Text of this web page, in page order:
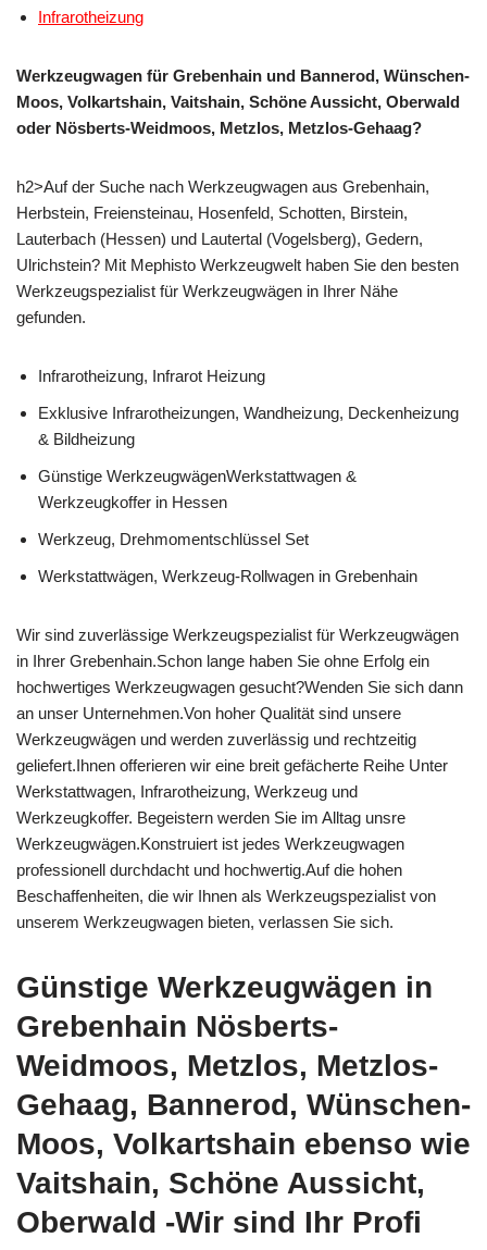
Infrarotheizung
Werkzeugwagen für Grebenhain und Bannerod, Wünschen-
Moos, Volkartshain, Vaitshain, Schöne Aussicht, Oberwald
oder Nösberts-Weidmoos, Metzlos, Metzlos-Gehaag?
h2>Auf der Suche nach Werkzeugwagen aus Grebenhain,
Herbstein, Freiensteinau, Hosenfeld, Schotten, Birstein,
Lauterbach (Hessen) und Lautertal (Vogelsberg), Gedern,
Ulrichstein? Mit Mephisto Werkzeugwelt haben Sie den besten
Werkzeugspezialist für Werkzeugwägen in Ihrer Nähe
gefunden.
Infrarotheizung, Infrarot Heizung
Exklusive Infrarotheizungen, Wandheizung, Deckenheizung
& Bildheizung
Günstige WerkzeugwägenWerkstattwagen &
Werkzeugkoffer in Hessen
Werkzeug, Drehmomentschlüssel Set
Werkstattwägen, Werkzeug-Rollwagen in Grebenhain
Wir sind zuverlässige Werkzeugspezialist für Werkzeugwägen
in Ihrer Grebenhain.Schon lange haben Sie ohne Erfolg ein
hochwertiges Werkzeugwagen gesucht?Wenden Sie sich dann
an unser Unternehmen.Von hoher Qualität sind unsere
Werkzeugwägen und werden zuverlässig und rechtzeitig
geliefert.Ihnen offerieren wir eine breit gefächerte Reihe Unter
Werkstattwagen, Infrarotheizung, Werkzeug und
Werkzeugkoffer. Begeistern werden Sie im Alltag unsre
Werkzeugwägen.Konstruiert ist jedes Werkzeugwagen
professionell durchdacht und hochwertig.Auf die hohen
Beschaffenheiten, die wir Ihnen als Werkzeugspezialist von
unserem Werkzeugwagen bieten, verlassen Sie sich.
Günstige Werkzeugwägen in
Grebenhain Nösberts-
Weidmoos, Metzlos, Metzlos-
Gehaag, Bannerod, Wünschen-
Moos, Volkartshain ebenso wie
Vaitshain, Schöne Aussicht,
Oberwald -Wir sind Ihr Profi